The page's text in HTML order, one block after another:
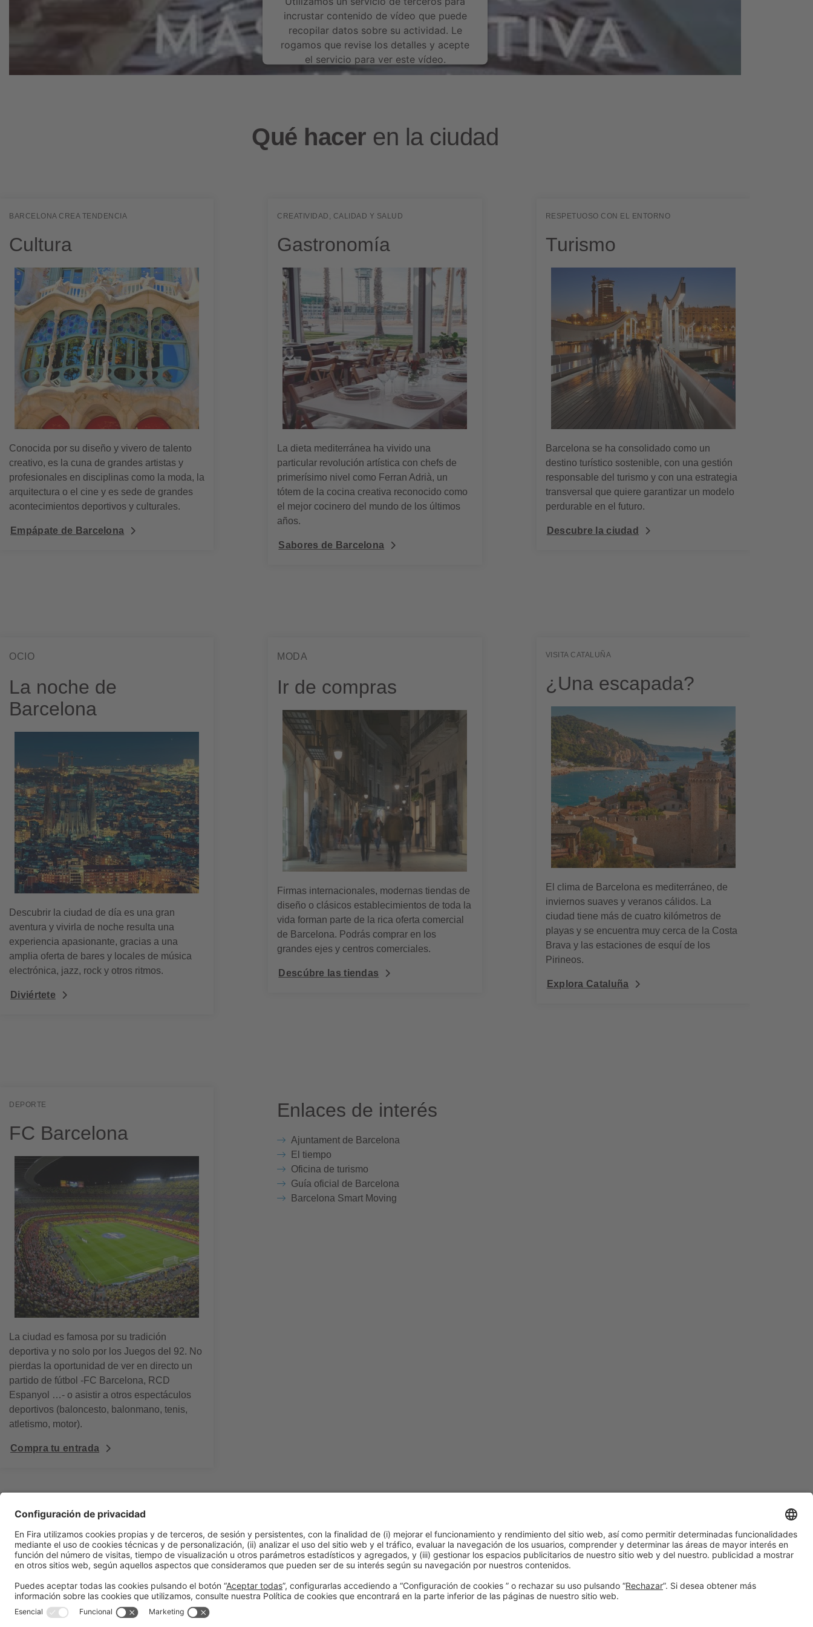
incrustar contenido de vídeo que puede
recopilar datos sobre su actividad. Le
rogamos que revise los detalles y acepte
el servicio para ver este vídeo.
Powered byUsercentrics Consent
Qué hacer en la ciudad
BARCELONA CREA TENDENCIA
Cultura
Conocida por su diseño y vivero de talento
creativo, es la cuna de grandes artistas y
profesionales en disciplinas como la moda, la
arquitectura o el cine y es sede de grandes
acontecimientos deportivos y culturales.
Empápate de Barcelona
CREATIVIDAD, CALIDAD Y SALUD
Gastronomía
La dieta mediterránea ha vivido una
particular revolución artística con chefs de
primerísimo nivel como Ferran Adrià, un
tótem de la cocina creativa reconocido como
el mejor cocinero del mundo de los últimos
años.
Sabores de Barcelona
RESPETUOSO CON EL ENTORNO
Turismo
Barcelona se ha consolidado como un
destino turístico sostenible, con una gestión
responsable del turismo y con una estrategia
transversal que quiere garantizar un modelo
perdurable en el futuro.
Descubre la ciudad
OCIO
La noche de
Barcelona
Descubrir la ciudad de día es una gran
aventura y vivirla de noche resulta una
experiencia apasionante, gracias a una
amplia oferta de bares y locales de música
electrónica, jazz, rock y otros ritmos.
Diviértete
MODA
Ir de compras
Firmas internacionales, modernas tiendas de
diseño o clásicos establecimientos de toda la
vida forman parte de la rica oferta comercial
de Barcelona. Podrás comprar en los
grandes ejes y centros comerciales.
Descúbre las tiendas
VISITA CATALUÑA
¿Una escapada?
El clima de Barcelona es mediterráneo, de
inviernos suaves y veranos cálidos. La
ciudad tiene más de cuatro kilómetros de
playas y se encuentra muy cerca de la Costa
Brava y las estaciones de esquí de los
Pirineos.
Explora Cataluña
DEPORTE
FC Barcelona
La ciudad es famosa por su tradición
deportiva y no solo por los Juegos del 92. No
pierdas la oportunidad de ver en directo un
partido de fútbol -FC Barcelona, RCD
Espanyol …- o asistir a otros espectáculos
deportivos (baloncesto, balonmano, tenis,
atletismo, motor).
Compra tu entrada
Enlaces de interés
Ajuntament de Barcelona
El tiempo
Oficina de turismo
Guía oficial de Barcelona
Barcelona Smart Moving
Información generalAviso legalPolítica de privacidadPolítica de cookies
en las redes sociales
Instagram?